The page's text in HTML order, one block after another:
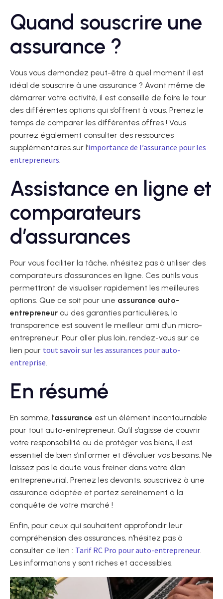
Quand souscrire une
assurance ?
Vous vous demandez peut-être à quel moment il est
idéal de souscrire à une assurance ? Avant même de
démarrer votre activité, il est conseillé de faire le tour
des différentes options qui s’offrent à vous. Prenez le
temps de comparer les différentes offres ! Vous
pourrez également consulter des ressources
supplémentaires sur l’importance de l’assurance pour les
entrepreneurs.
Assistance en ligne et
comparateurs
d’assurances
Pour vous faciliter la tâche, n’hésitez pas à utiliser des
comparateurs d’assurances en ligne. Ces outils vous
permettront de visualiser rapidement les meilleures
options. Que ce soit pour une assurance auto-
entrepreneur ou des garanties particulières, la
transparence est souvent le meilleur ami d’un micro-
entrepreneur. Pour aller plus loin, rendez-vous sur ce
lien pour tout savoir sur les assurances pour auto-
entreprise.
En résumé
En somme, l’assurance est un élément incontournable
pour tout auto-entrepreneur. Qu’il s’agisse de couvrir
votre responsabilité ou de protéger vos biens, il est
essentiel de bien s’informer et d’évaluer vos besoins. Ne
laissez pas le doute vous freiner dans votre élan
entrepreneurial. Prenez les devants, souscrivez à une
assurance adaptée et partez sereinement à la
conquête de votre marché !
Enfin, pour ceux qui souhaitent approfondir leur
compréhension des assurances, n’hésitez pas à
consulter ce lien : Tarif RC Pro pour auto-entrepreneur.
Les informations y sont riches et accessibles.